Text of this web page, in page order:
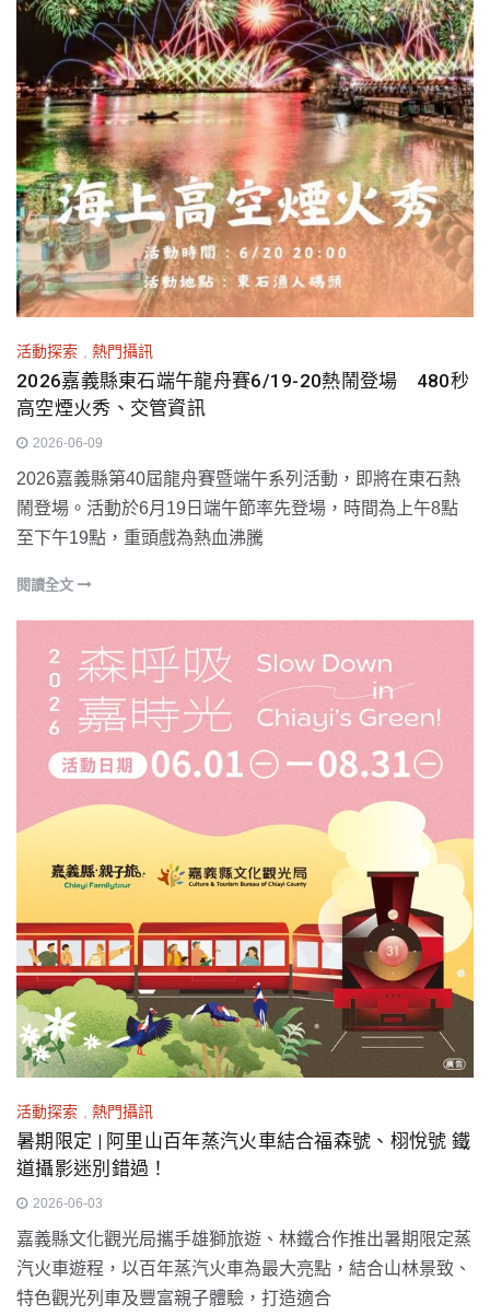
活動探索 熱門攝訊
2026嘉義縣東石端午龍舟賽6/19-20熱鬧登場 480秒
高空煙火秀、交管資訊
2026-06-09
2026嘉義縣第40屆龍舟賽暨端午系列活動，即將在東石熱
鬧登場。活動於6月19日端午節率先登場，時間為上午8點
至下午19點，重頭戲為熱血沸騰
閱讀全文
活動探索 , 熱門攝訊
暑期限定 | 阿里山百年蒸汽火車結合福森號、栩悅號 鐵
道攝影迷別錯過！
2026-06-03
嘉義縣文化觀光局攜手雄獅旅遊、林鐵合作推出暑期限定蒸
汽火車遊程，以百年蒸汽火車為最大亮點，結合山林景致、
特色觀光列車及豐富親子體驗，打造適合